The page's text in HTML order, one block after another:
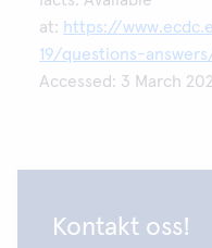
at: https://
19/questions-
Accessed: 3 March
Kontakt oss!